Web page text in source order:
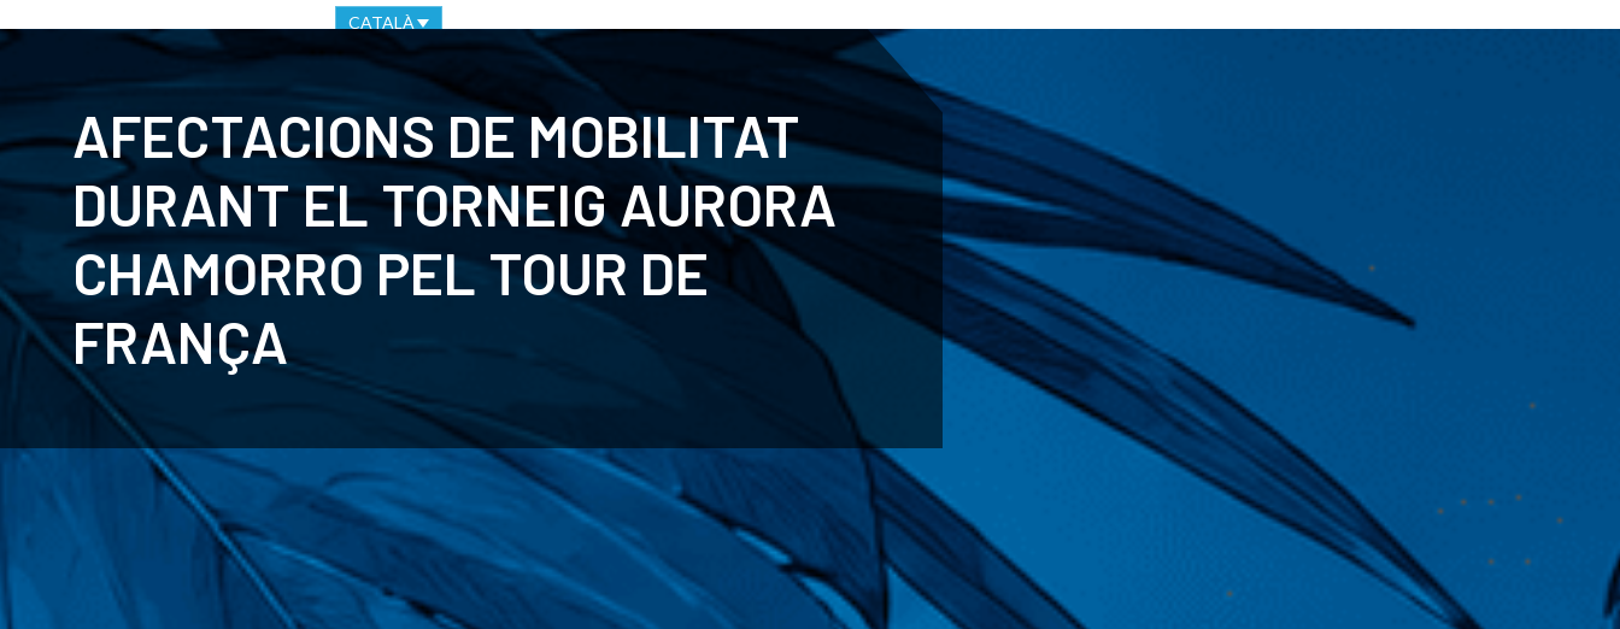
CATALÀ
CLUB CENTENARI AGENDA NOTÍCIES
AFECTACIONS DE MOBILITAT
DURANT EL TORNEIG AURORA
CHAMORRO PEL TOUR DE
FRANÇA